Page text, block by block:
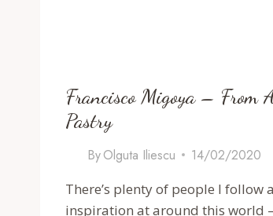
Francisco Migoya – From
Pastry
ByOlguta Iliescu
14/02/2020
There’s plenty of people I follow
inspiration at around this world